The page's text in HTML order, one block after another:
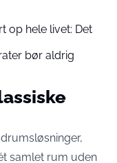
op hele livet: Det
bør aldrig
samlet rum uden